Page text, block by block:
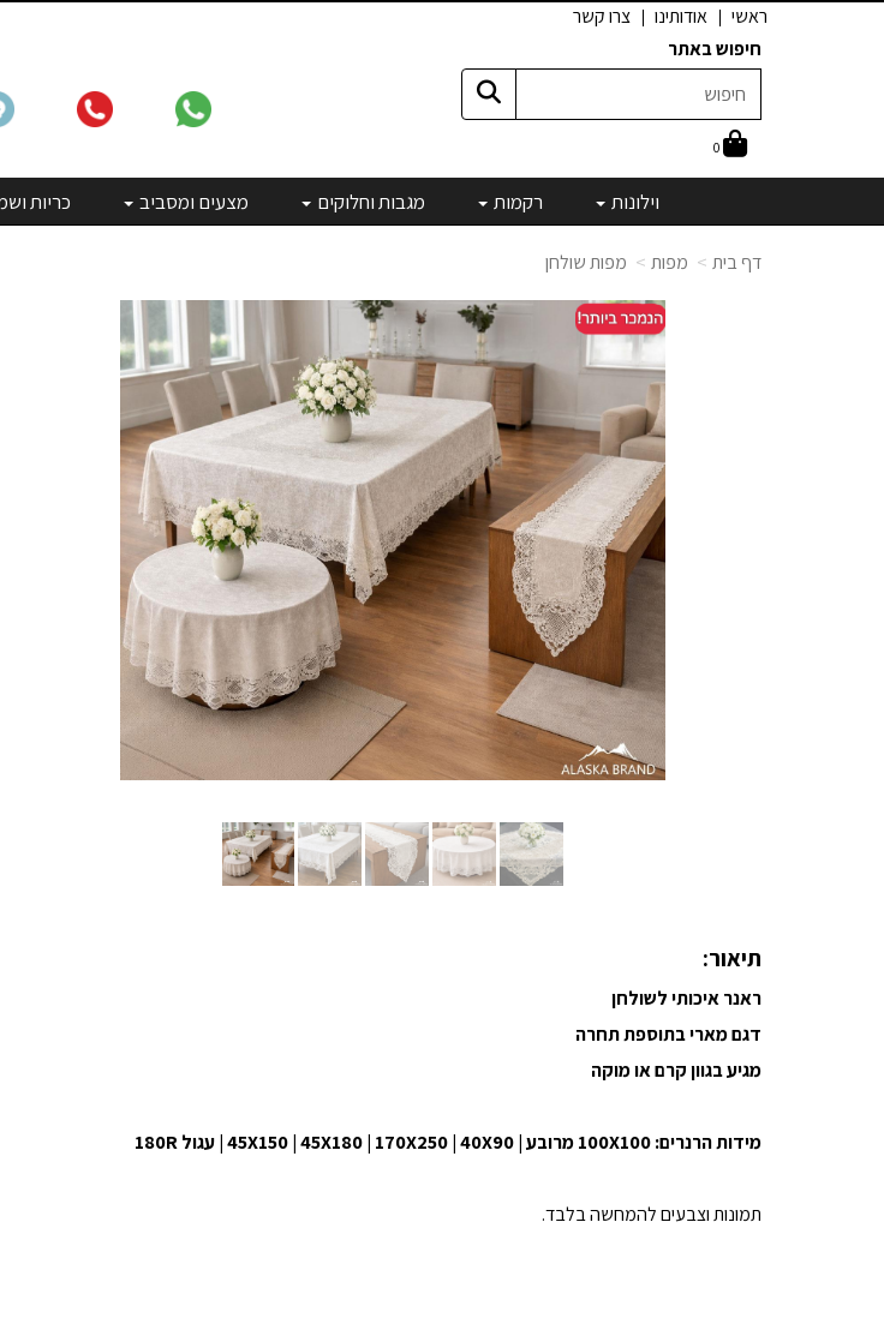
ראשי אודותינו
צרו קשר
חיפוש באתר
0
וילונות רקמות מגבות וחלוקים מצעים ומסביב כריות
דף בית מפות מפות שולחן
תיאור:
ראנר איכותי לשולחן
דגם מארי בתוספת תחרה
מגיע בגוון קרם או מוקה
מידות הרנרים: 100X100 מרובע | 45X150 | 45X180 | 170X250 | 40X90 | עגול 180R
תמונות וצבעים להמחשה בלבד.